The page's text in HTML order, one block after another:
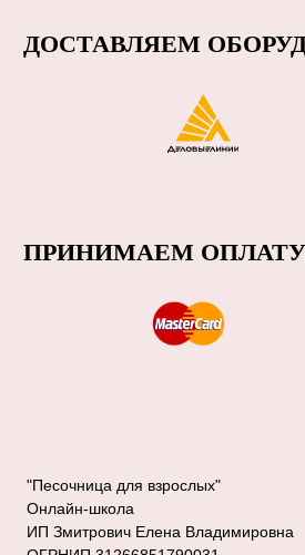
"Песочница для взрослых"
Онлайн-школа
ИП Змитрович Елена Владимировна